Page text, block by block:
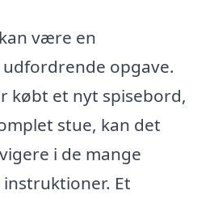
være en
opgave.
købt et nyt spisebord,
stue, kan det
i de mange
Et